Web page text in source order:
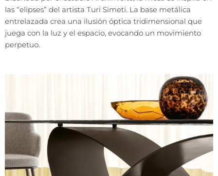
las “elipses” del artista Turi Simeti. La base metálica
entrelazada crea una ilusión óptica tridimensional que
juega con la luz y el espacio, evocando un movimiento
perpetuo.